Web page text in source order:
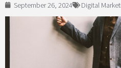
September 26, 2024 Digital